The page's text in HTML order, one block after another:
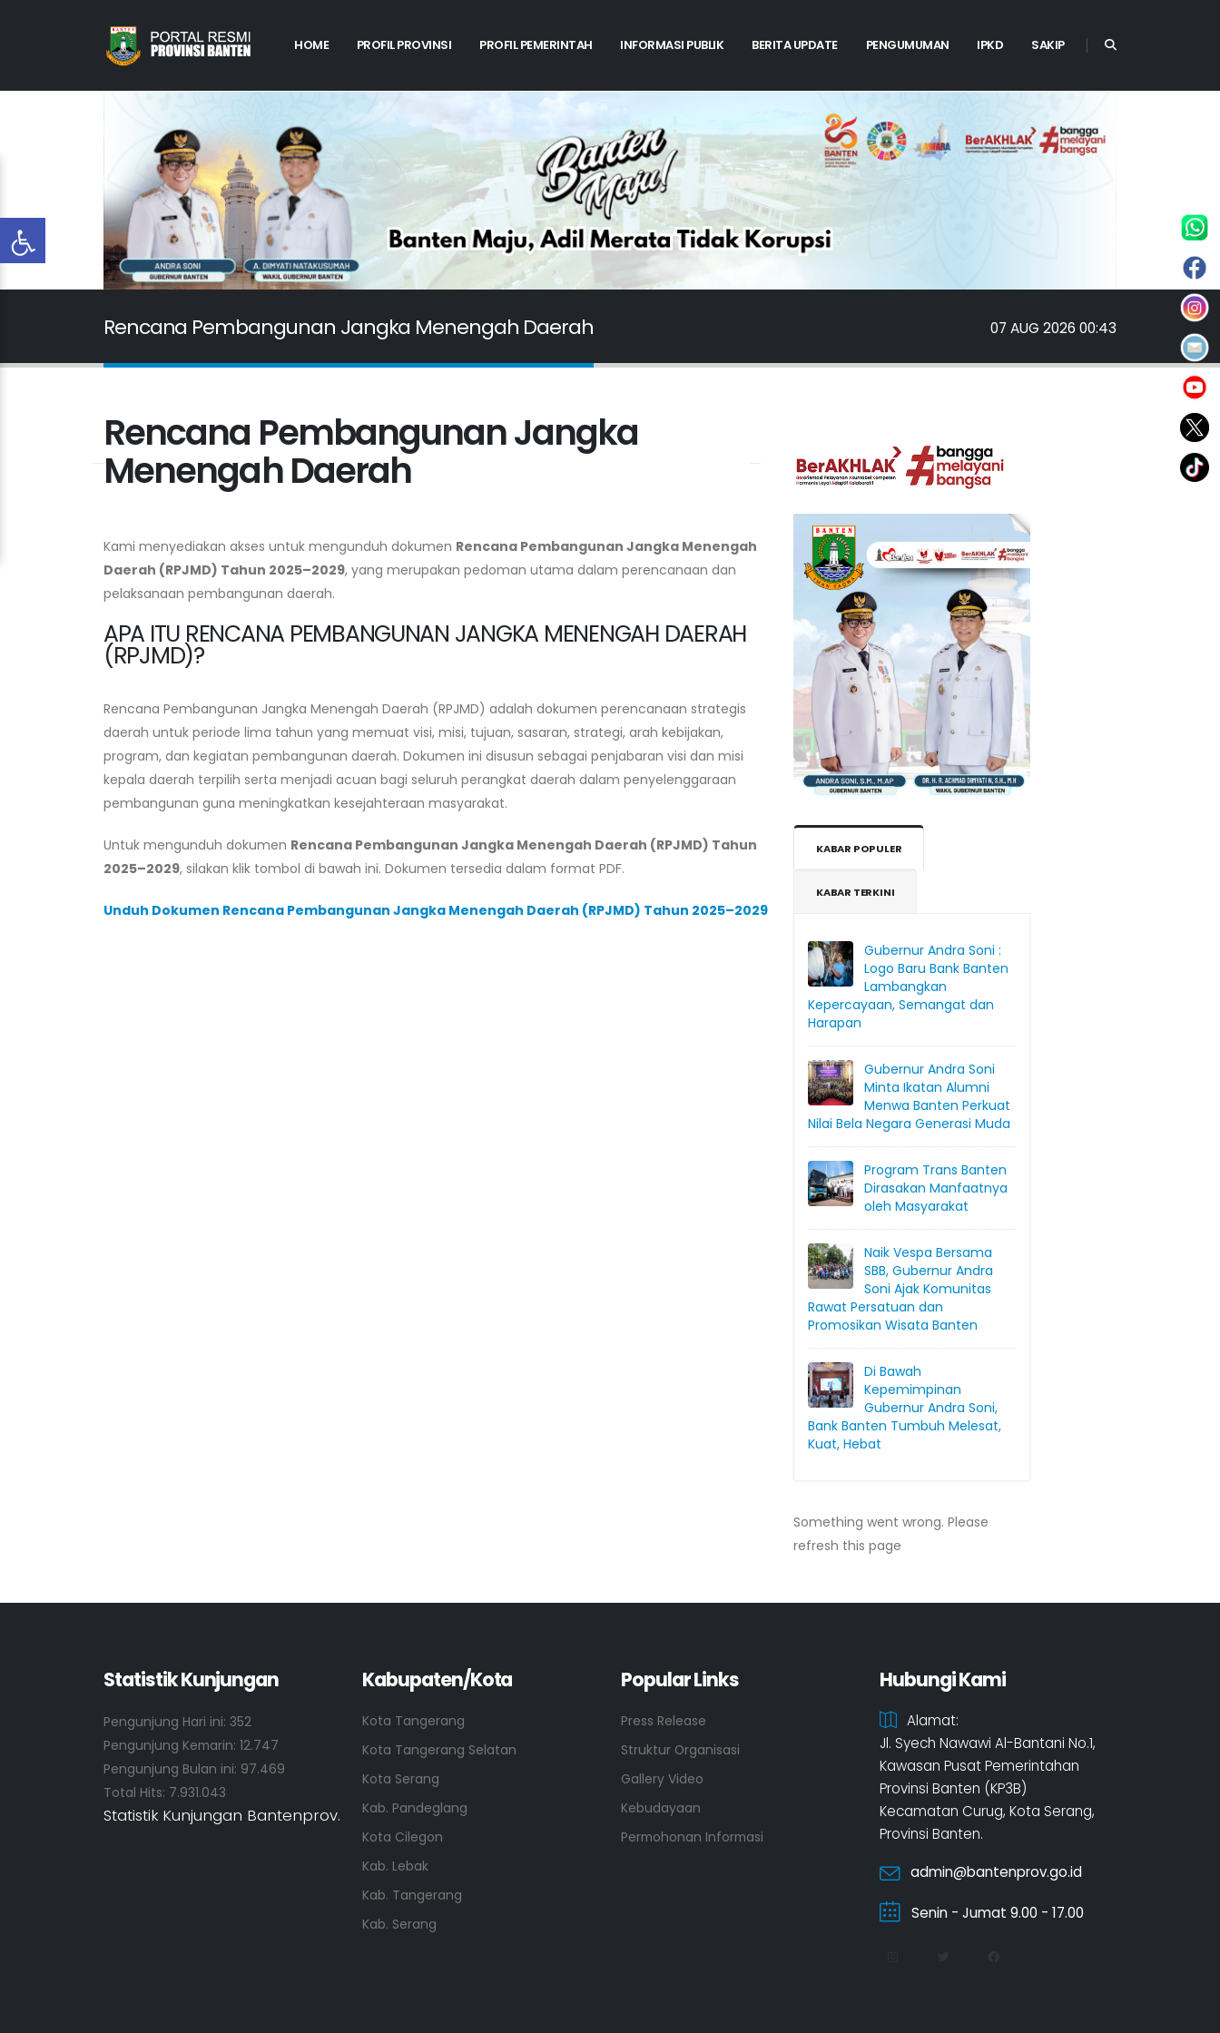
HOME PROFIL PROVINSI PROFIL PEMERINTAH INFORMASI PUBLIK BERITA UPDATE PENGUMUMAN IPKD SAKIP
Rencana Pembangunan Jangka Menengah Daerah 07 AUG 2026 00:43
Rencana Pembangunan Jangka
Menengah Daerah
Kami menyediakan akses untuk mengunduh dokumen Rencana Pembangunan Jangka Menengah
Daerah (RPJMD) Tahun 2025–2029, yang merupakan pedoman utama dalam perencanaan dan
pelaksanaan pembangunan daerah.
APA ITU RENCANA PEMBANGUNAN JANGKA MENENGAH DAERAH
(RPJMD)?
Rencana Pembangunan Jangka Menengah Daerah (RPJMD) adalah dokumen perencanaan strategis
daerah untuk periode lima tahun yang memuat visi, misi, tujuan, sasaran, strategi, arah kebijakan,
program, dan kegiatan pembangunan daerah. Dokumen ini disusun sebagai penjabaran visi dan misi
kepala daerah terpilih serta menjadi acuan bagi seluruh perangkat daerah dalam penyelenggaraan
pembangunan guna meningkatkan kesejahteraan masyarakat.
Untuk mengunduh dokumen Rencana Pembangunan Jangka Menengah Daerah (RPJMD) Tahun
2025–2029, silakan klik tombol di bawah ini. Dokumen tersedia dalam format PDF.
Unduh Dokumen Rencana Pembangunan Jangka Menengah Daerah (RPJMD) Tahun 2025–2029
KABAR POPULER
KABAR TERKINI
Gubernur Andra Soni :
Logo Baru Bank Banten
Lambangkan
Kepercayaan, Semangat dan
Harapan
Gubernur Andra Soni
Minta Ikatan Alumni
Menwa Banten Perkuat
Nilai Bela Negara Generasi Muda
Program Trans Banten
Dirasakan Manfaatnya
oleh Masyarakat
Naik Vespa Bersama
SBB, Gubernur Andra
Soni Ajak Komunitas
Rawat Persatuan dan
Promosikan Wisata Banten
Di Bawah
Kepemimpinan
Gubernur Andra Soni,
Bank Banten Tumbuh Melesat,
Kuat, Hebat
Something went wrong. Please
refresh this page
Statistik Kunjungan
Pengunjung Hari ini: 352
Pengunjung Kemarin: 12.747
Pengunjung Bulan ini: 97.469
Total Hits: 7.931.043
Statistik Kunjungan Bantenprov.
Kabupaten/Kota
Kota Tangerang
Kota Tangerang Selatan
Kota Serang
Kab. Pandeglang
Kota Cilegon
Kab. Lebak
Kab. Tangerang
Kab. Serang
Popular Links
Press Release
Struktur Organisasi
Gallery Video
Kebudayaan
Permohonan Informasi
Hubungi Kami
Alamat:
Jl. Syech Nawawi Al-Bantani No.1,
Kawasan Pusat Pemerintahan
Provinsi Banten (KP3B)
Kecamatan Curug, Kota Serang,
Provinsi Banten.
admin@bantenprov.go.id
Senin - Jumat 9.00 - 17.00